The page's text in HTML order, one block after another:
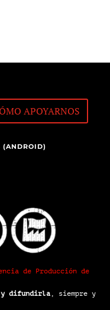
APOYARNOS
(ANDROID)
de Producción de
difundirla, siempre y